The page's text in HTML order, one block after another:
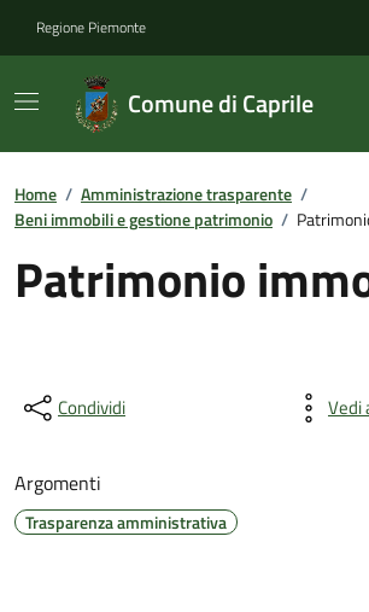
Regione Piemonte
Comune di Caprile
Home / Amministrazione trasparente /
Beni immobili e gestione patrimonio /
Patrimonio
Condividi Vedi
Argomenti
Trasparenza amministrativa